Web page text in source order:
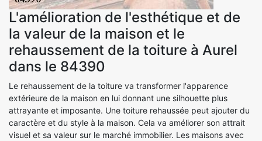
L'amélioration de l'esthétique et de
la valeur de la maison et le
rehaussement de la toiture à Aurel
dans le 84390
Le rehaussement de la toiture va transformer l'apparence
extérieure de la maison en lui donnant une silhouette plus
attrayante et imposante. Une toiture rehaussée peut ajouter du
caractère et du style à la maison. Cela va améliorer son attrait
visuel et sa valeur sur le marché immobilier. Les maisons avec